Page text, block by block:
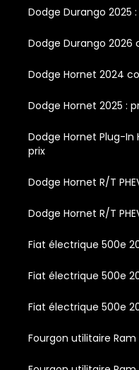
Dodge Durango 2025
Dodge Durango
Dodge Hornet 2024
Dodge Hornet 2025 :
Dodge Hornet Plug-
prix
Dodge Hornet R/T
Dodge Hornet R/T
Fiat électrique 500e
Fiat électrique 500e
Fiat électrique 500e
Fourgon utilitaire Ram